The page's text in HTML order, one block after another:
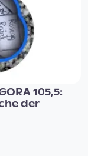
105,5:
der